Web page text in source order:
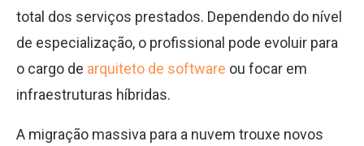
total dos serviços prestados. Dependendo do nível
de especialização, o profissional pode evoluir para
o cargo de arquiteto de software ou focar em
infraestruturas híbridas.
A migração massiva para a nuvem trouxe novos